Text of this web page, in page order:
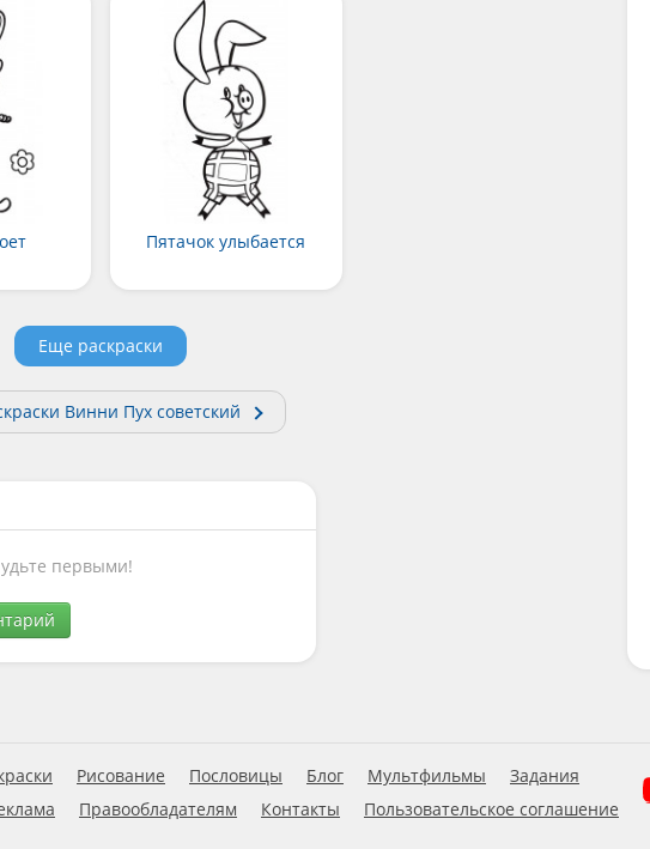
Пятачок улыбается
Еще раскраски
Винни Пух советский
первыми!
Рисование Пословицы Блог Мультфильмы
Задания
Правообладателям Контакты Пользовательское соглашение